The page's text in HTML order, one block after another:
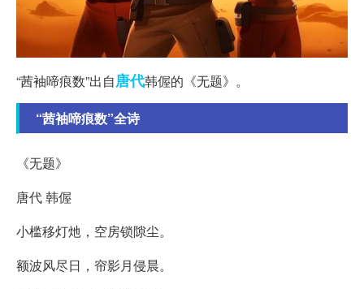
“茜袖啼痕数”出自唐代韩偓的《无题》。
“茜袖啼痕数”全诗
《无题》
唐代 韩偓
小槛移灯灺，空房锁隙尘。
额波风尽日，帘影月侵晨。